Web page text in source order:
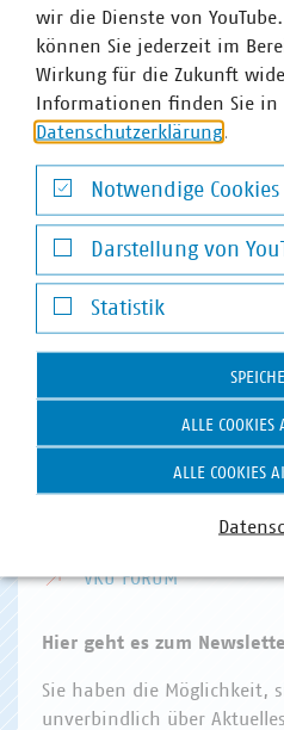
Hausanschrift und Kontakt
VKU-Hauptgeschäftsstelle
Invalidenstr. 91
10115 Berlin
Telefon:+49 30 58580-0
E-Mail:info(at)vku(dot)de
VKU AKADEMIE
KOMMUNAL KANN
KOMMUNALDIGITAL
VKU FORUM
Hier geht es zum
Sie haben die Möglichkeit,
unverbindlich über
wir die Dienste von
können Sie jederzeit im
Wirkung für die Zukunft
Informationen finden Sie in
Datenschutzerklärung.
Notwendige Cookies
Notwendige Cookies
Darstellung von
Darstellung von
Statistik
Statistik
ALLE COOKIES
ALLE COOKIES